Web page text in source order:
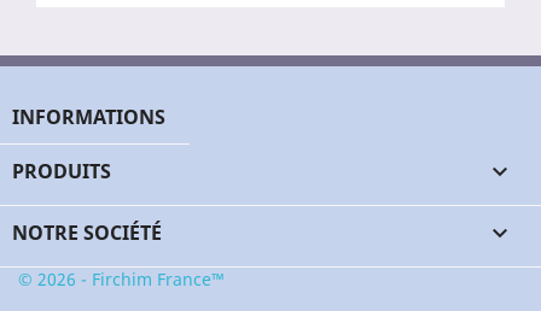
INFORMATIONS
PRODUITS 
NOTRE SOCIÉTÉ 
© 2026 - Firchim France™